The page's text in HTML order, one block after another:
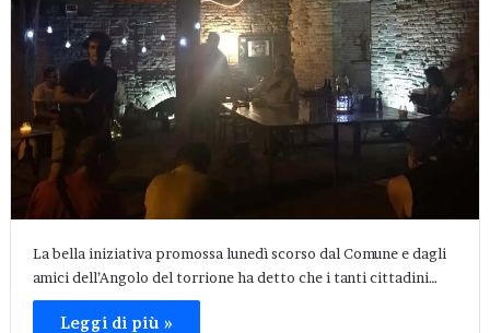
La bella iniziativa promossa lunedì scorso dal Comune e dagli
amici dell’Angolo del torrione ha detto che i tanti cittadini…
Leggi di più »